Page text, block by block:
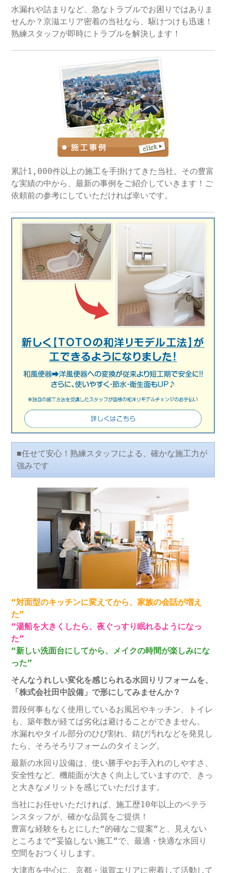
水漏れや詰まりなど、急なトラブルでお困りではありま
せんか？京滋エリア密着の当社なら、駆けつけも迅速！
熟練スタッフが即時にトラブルを解決します！
累計1,000件以上の施工を手掛けてきた当社。その豊富
な実績の中から、最新の事例をご紹介していきます！ご
依頼前の参考にしていただければ幸いです。
■任せて安心！熟練スタッフによる、確かな施工力が
強みです
“対面型のキッチンに変えてから、家族の会話が増え
た”
“湯船を大きくしたら、夜ぐっすり眠れるようになっ
た”
“新しい洗面台にしてから、メイクの時間が楽しみにな
った”
そんなうれしい変化を感じられる水回りリフォームを、
「株式会社田中設備」で形にしてみませんか？
普段何事もなく使用しているお風呂やキッチン、トイレ
も、築年数が経てば劣化は避けることができません。
水漏れやタイル部分のひび割れ、錆び汚れなどを発見し
たら、そろそろリフォームのタイミング。
最新の水回り設備は、使い勝手やお手入れのしやすさ、
安全性など、機能面が大きく向上していますので、きっ
と大きなメリットを感じていただけます。
当社にお任せいただければ、施工歴10年以上のベテラ
ンスタッフが、確かな品質をご提供！
豊富な経験をもとにした“的確なご提案“と、見えない
ところまで“妥協しない施工”で、最適・快適な水回り
空間をおつくりします。
大津市を中心に、京都・滋賀エリアに密着して活動して